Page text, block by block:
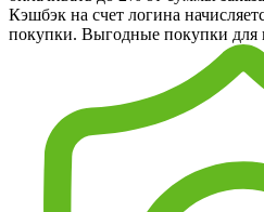
Кэшбэк на счет логина
покупки. Выгодные покупки для